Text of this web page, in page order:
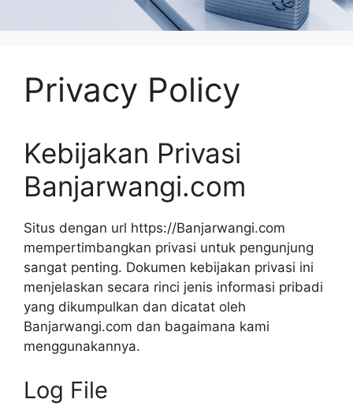
Privacy Policy
Kebijakan Privasi
Banjarwangi.com
Situs dengan url https://Banjarwangi.com
mempertimbangkan privasi untuk pengunjung
sangat penting. Dokumen kebijakan privasi ini
menjelaskan secara rinci jenis informasi pribadi
yang dikumpulkan dan dicatat oleh
Banjarwangi.com dan bagaimana kami
menggunakannya.
Log File